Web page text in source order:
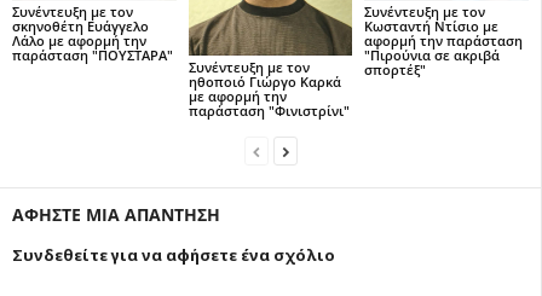
Συνέντευξη με τον
σκηνοθέτη Ευάγγελο
Λάλο με αφορμή την
παράσταση "ΠΟΥΣΤΑΡΑ"
Συνέντευξη με τον
ηθοποιό Γιώργο Καρκά
με αφορμή την
παράσταση "Φινιστρίνι"
Συνέντευξη με τον
Κωσταντή Ντίσιο με
αφορμή την παράσταση
"Πιρούνια σε ακριβά
σπορτέξ"
ΑΦΗΣΤΕ ΜΙΑ ΑΠΑΝΤΗΣΗ
Συνδεθείτε για να αφήσετε ένα σχόλιο